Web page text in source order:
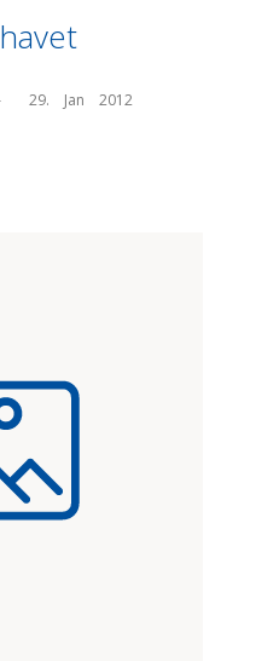
29.    Jan    2012